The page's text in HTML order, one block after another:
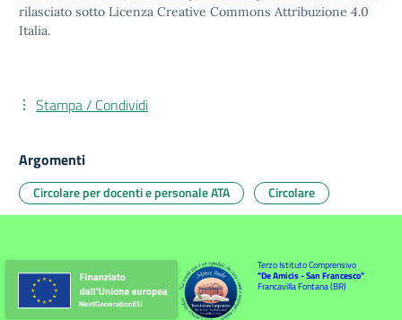
rilasciato sotto Licenza Creative Commons Attribuzione 4.0
Italia.
Stampa / Condividi
Argomenti
Circolare per docenti e personale ATA Circolare
Terzo Istituto Comprensivo
"De Amicis - San Francesco"
Francavilla Fontana (BR)